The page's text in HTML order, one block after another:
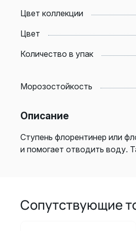
Цвет коллекции
Цвет
Количество в упак
Морозостойкость
Описание
Ступень флорентинер или
и помогает отводить воду.
Сопутствующие